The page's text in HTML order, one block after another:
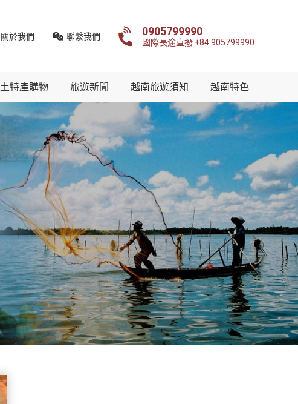
關於我們 聯繫我們 0905799990
國際長途直撥 +84 905799990
土特產購物 旅遊新聞 越南旅遊須知 越南特色